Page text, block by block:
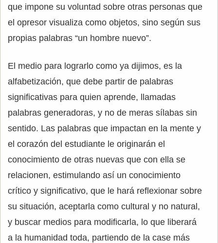
que impone su voluntad sobre otras personas que
el opresor visualiza como objetos, sino según sus
propias palabras “un hombre nuevo”.
El medio para lograrlo como ya dijimos, es la
alfabetización, que debe partir de palabras
significativas para quien aprende, llamadas
palabras generadoras, y no de meras sílabas sin
sentido. Las palabras que impactan en la mente y
el corazón del estudiante le originarán el
conocimiento de otras nuevas que con ella se
relacionen, estimulando así un conocimiento
crítico y significativo, que le hará reflexionar sobre
su situación, aceptarla como cultural y no natural,
y buscar medios para modificarla, lo que liberará
a la humanidad toda, partiendo de la case más